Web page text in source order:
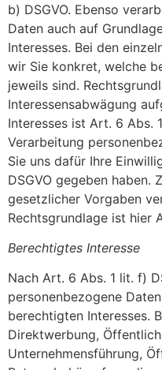
b) DSGVO. Ebenso
Daten auch auf
Interesses. Bei den
wir Sie konkret, welche
jeweils sind.
Interessensabwägung
Interesses ist Art. 6 Abs.
Verarbeitung
Sie uns dafür Ihre
DSGVO gegeben haben.
gesetzlicher Vorgaben
Rechtsgrundlage ist hier
Berechtigtes Interesse
Nach Art. 6 Abs. 1 lit. f)
personenbezogene
berechtigten Interesses.
Direktwerbung,
Unternehmensführung,